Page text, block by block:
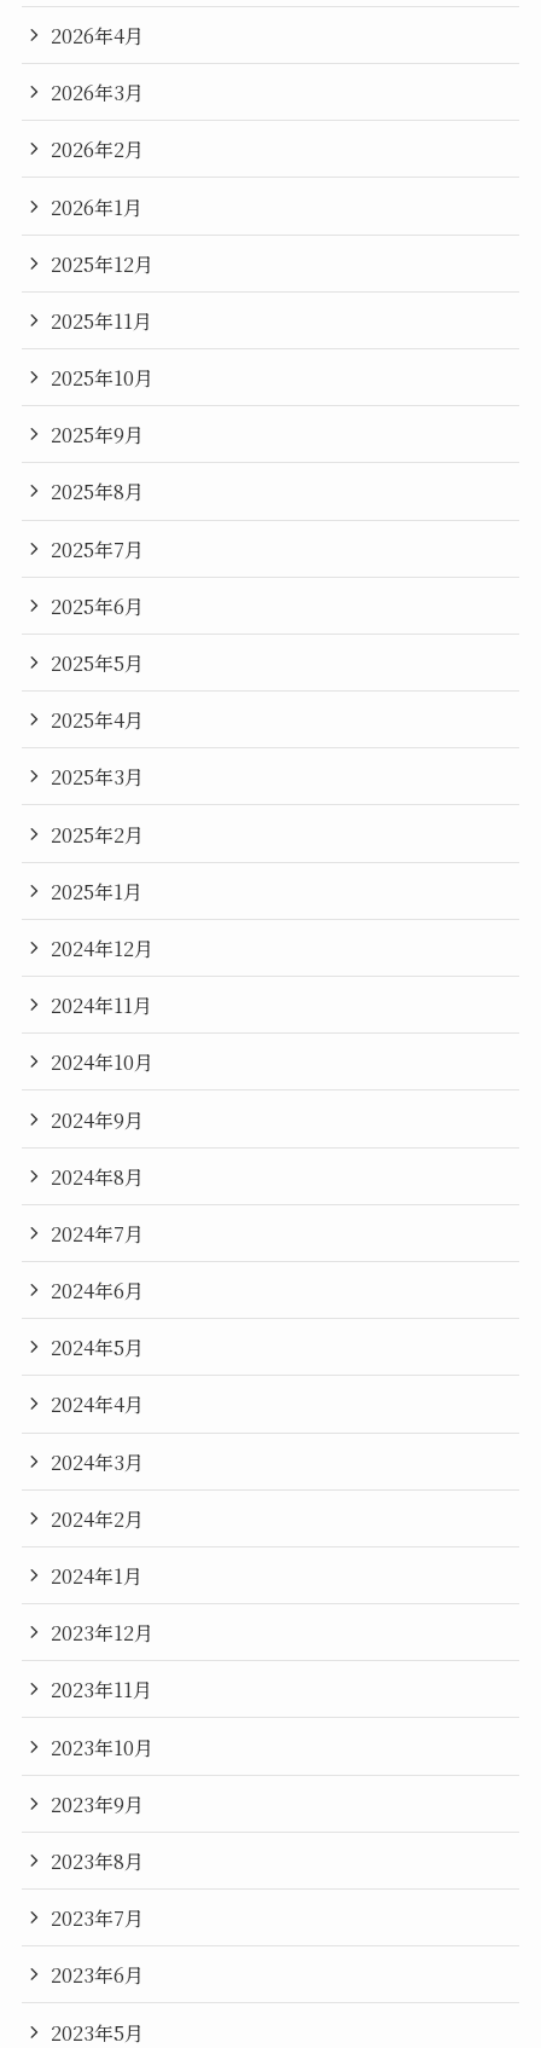
2026年4月
2026年3月
2026年2月
2026年1月
2025年12月
2025年11月
2025年10月
2025年9月
2025年8月
2025年7月
2025年6月
2025年5月
2025年4月
2025年3月
2025年2月
2025年1月
2024年12月
2024年11月
2024年10月
2024年9月
2024年8月
2024年7月
2024年6月
2024年5月
2024年4月
2024年3月
2024年2月
2024年1月
2023年12月
2023年11月
2023年10月
2023年9月
2023年8月
2023年7月
2023年6月
2023年5月